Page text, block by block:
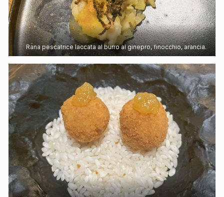
Rana pescatrice laccata al burro al ginepro, finocchio, arancia.